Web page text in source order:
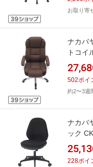
お取り寄
ナカバ
トコイ
ストあ
502ポイ
約2〜3週
ナカバ
ック
228ポイ